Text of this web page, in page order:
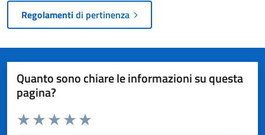
Regolamentidi pertinenza
Quanto sono chiare le informazioni su questa
pagina?
Valuta da 1 a 5 stelle la pagina